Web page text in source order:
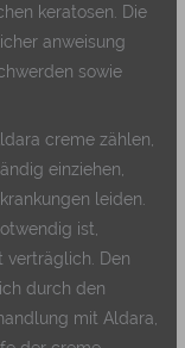
keratosen. Die
anweisung
sowie
creme zählen,
einziehen,
leiden.
ist,
verträglich. Den
durch den
mit Aldara,